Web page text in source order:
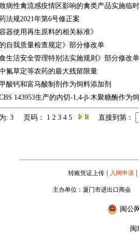
病性禽流感疫情区影响的禽类产品实施临
法规2021年第6号修正案
器使用再生原料的相关标准》
自我质量检查规定》部分修改单
生活安全管理特别法实施规则》部分修改单
氟草定等农药的最大残留限量
酸钙和富马酸制剂作为饲料添加剂
143953生产的内切-1,4-β-木聚糖酶作为
: 3 页码： 1 2 3 4 5 直接到第：
转账凭证上传| 入网申请|
主办单位：厦门市进出口商
闽公
闽